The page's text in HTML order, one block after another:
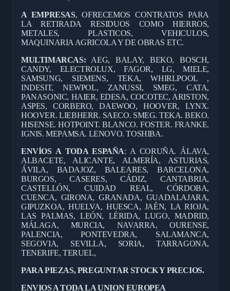
A EMPRESAS, OFRECEMOS CONTRATOS PARA
LA RETIRADA RESIDUOS COMO HIERROS,
METALES, PLASTICOS, VEHICULOS,
MAQUINARIA AGRICOLA Y DE OBRAS ETC.
MULTIMARCAS: AEG, BALAY, BEKO, BOSCH,
CANDY, ELECTROLUX, FAGOR, LG, MIELE,
SAMSUNG, SIEMENS, TEKA, WHIRLPOOL ,
INDESIT, NEWPOL, ZANUSSI, SMEG, CATA,
PANASONIC, HAIER, EDESA, COCOTEC, ARISTON,
ASPES, CORBERO, DAEWOO, HOOVER, LYNX.
HOOVER. LIEBHERR. SAECO. SMEG. TEKA. BEKO.
HISENSE. HOTPOINT. BLANCO. FOSTER. FRANKE.
IGNIS. MEPAMSA. LENOVO. TOSHIBA.
ENVÍOS A TODA ESPAÑA: A CORUÑA. ÁLAVA,
ALBACETE, ALICANTE, ALMERÍA, ASTURIAS,
ÁVILA, BADAJOZ, BALEARES, BARCELONA,
BURGOS, CASERES, CÁDIZ, CANTABRIA,
CASTELLÓN, CUIDAD REAL, CÓRDOBA,
CUENCA, GIRONA, GRANADA, GUADALAJARA,
GIPUZKOA, HUELVA, HUESCA, JAÉN, LA RIOJA,
LAS PALMAS, LEÓN, LÉRIDA, LUGO, MADRID,
MÁLAGA, MURCIA, NAVARRA, OURENSE,
PALENCIA, PONTEVEDRA, SALAMANCA,
SEGOVIA, SEVILLA, SORIA, TARRAGONA,
TENERIFE, TERUEL,
PARA PIEZAS, PREGUNTAR STOCK Y PRECIOS.
ENVIOS A TODA LA UNION EUROPEA